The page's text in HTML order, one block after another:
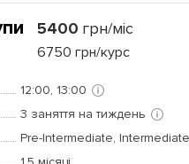
5400 грн/міс
6750 грн/курс
12:00, 13:00
3 заняття на тиждень
Pre-Intermediate,